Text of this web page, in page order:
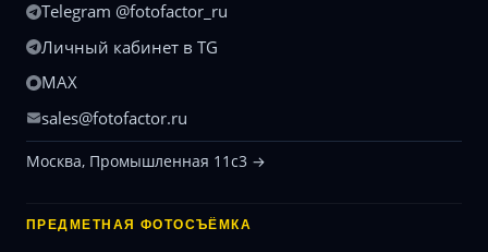
Telegram @fotofactor_ru
Личный кабинет в TG
MAX
sales@fotofactor.ru
Москва, Промышленная 11с3 →
ПРЕДМЕТНАЯ ФОТОСЪЁМКА